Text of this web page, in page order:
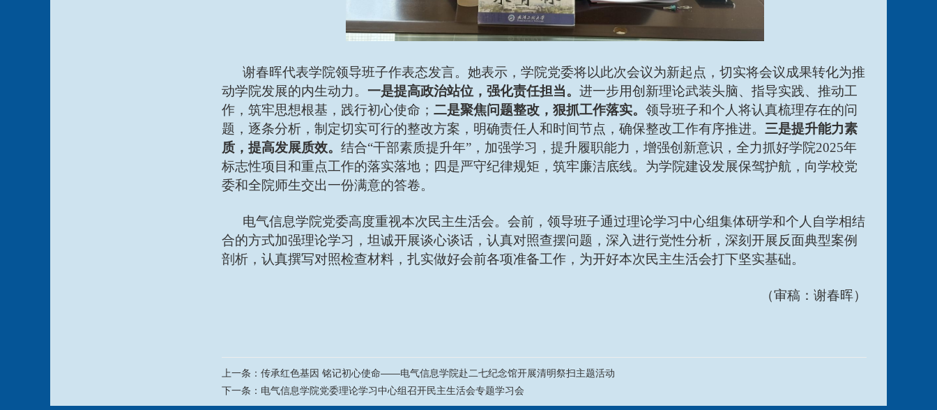
谢春晖代表学院领导班子作表态发言。她表示，学院党委将以此次会议为新起点， 切实将会议成果转化为推
动学院发展的内生动力。 一是提高政治站位，强化责任担当。 进一步用创新理论武装头脑、指导实践、推动工
作，筑牢思想根基，践行初心使命； 二是聚焦问题整改，狠抓工作落实。 领导班子和个人将认真梳理存在的问
题，逐条分析，制定切实可行的整改方案，明确责任人和时间节点，确保整改工作有序推进。 三是提升能力素
质，提高发展质效。 结合“干部素质提升年”，加强学习，提升履职能力，增强创新意识，全力抓好学院2025年
标志性项目和重点工作的落实落地；四是严守纪律规矩，筑牢廉洁底线。为学院建设发展保驾护航，向学校党
委和全院师生交出一份满意的答卷。
电气信息学院党委高度重视本次民主生活会。会前，领导班子通过理论学习中心组集体研学和个人自学相结
合的方式加强理论学习，坦诚开展谈心谈话，认真对照查摆问题，深入进行党性分析，深刻开展反面典型案例
剖析，认真撰写对照检查材料，扎实做好会前各项准备工作，为开好本次民主生活会打下坚实基础。
（审稿：谢春晖）
上一条： 传承红色基因 铭记初心使命——电气信息学院赴二七纪念馆开展清明祭扫主题活动
下一条： 电气信息学院党委理论学习中心组召开民主生活会专题学习会